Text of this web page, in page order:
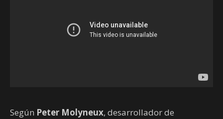
Según Peter Molyneux, desarrollador de